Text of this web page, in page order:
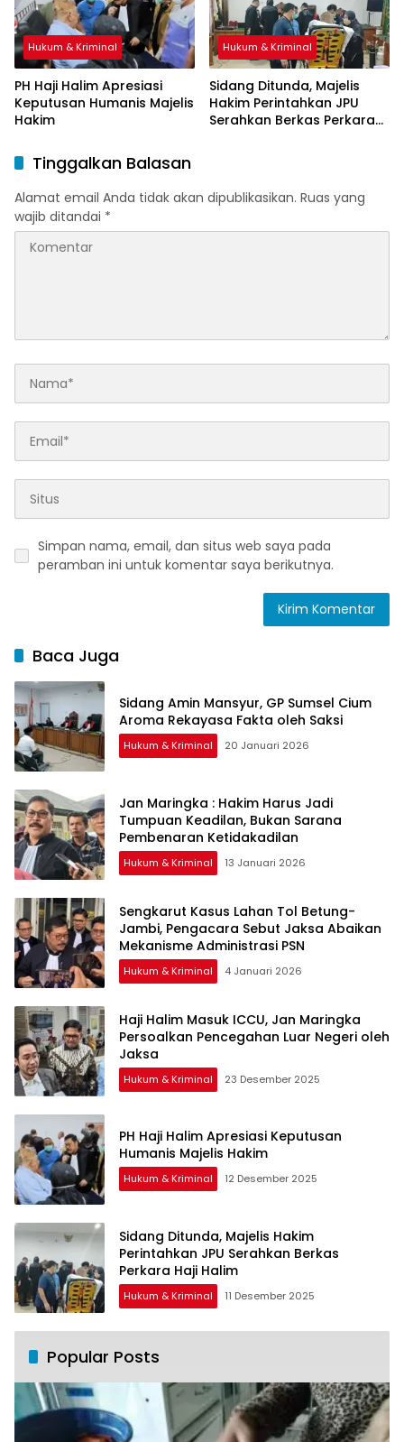
Hukum & Kriminal
PH Haji Halim Apresiasi
Keputusan Humanis Majelis
Hakim
Hukum & Kriminal
Sidang Ditunda, Majelis
Hakim Perintahkan JPU
Serahkan Berkas Perkara
Tinggalkan Balasan
Alamat email Anda tidak akan dipublikasikan. Ruas yang
wajib ditandai *
Simpan nama, email, dan situs web saya pada
peramban ini untuk komentar saya berikutnya.
Baca Juga
Sidang Amin Mansyur, GP Sumsel Cium
Aroma Rekayasa Fakta oleh Saksi
Hukum & Kriminal 20 Januari 2026
Jan Maringka : Hakim Harus Jadi
Tumpuan Keadilan, Bukan Sarana
Pembenaran Ketidakadilan
Hukum & Kriminal 13 Januari 2026
Sengkarut Kasus Lahan Tol Betung-
Jambi, Pengacara Sebut Jaksa Abaikan
Mekanisme Administrasi PSN
Hukum & Kriminal 4 Januari 2026
Haji Halim Masuk ICCU, Jan Maringka
Persoalkan Pencegahan Luar Negeri oleh
Jaksa
Hukum & Kriminal 23 Desember 2025
PH Haji Halim Apresiasi Keputusan
Humanis Majelis Hakim
Hukum & Kriminal 12 Desember 2025
Sidang Ditunda, Majelis Hakim
Perintahkan JPU Serahkan Berkas
Perkara Haji Halim
Hukum & Kriminal 11 Desember 2025
Popular Posts